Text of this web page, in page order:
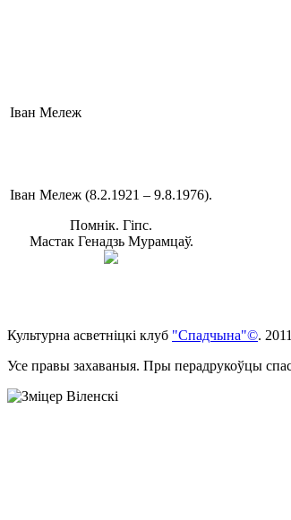
Іван Мележ
Іван Мележ (8.2.1921 – 9.8.1976).
Помнік. Гіпс.
Мастак Генадзь Мурамцаў.
Культурна асветнiцкi клуб "Спадчына"©. 2011
Усе правы захаваныя. Пры перадрукоўцы